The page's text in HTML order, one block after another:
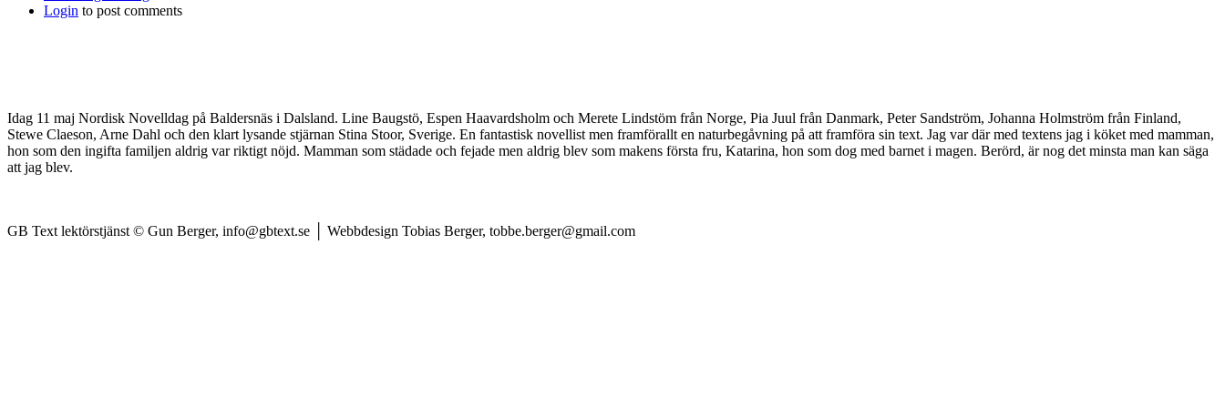
Login to post comments
Idag 11 maj Nordisk Novelldag på Baldersnäs i Dalsland. Line Baugstö, Espen Haavardsholm och Merete Lindstöm från Norge, Pia Juul från Danmark, Peter Sandström, Johanna Holmström från Finland,
Stewe Claeson, Arne Dahl och den klart lysande stjärnan Stina Stoor, Sverige. En fantastisk novellist men framförallt en naturbegåvning på att framföra sin text. Jag var där med textens jag i köket med mamman,
hon som den ingifta familjen aldrig var riktigt nöjd. Mamman som städade och fejade men aldrig blev som makens första fru, Katarina, hon som dog med barnet i magen. Berörd, är nog det minsta man kan säga
att jag blev.
GB Text lektörstjänst © Gun Berger, info@gbtext.se │ Webbdesign Tobias Berger, tobbe.berger@gmail.com